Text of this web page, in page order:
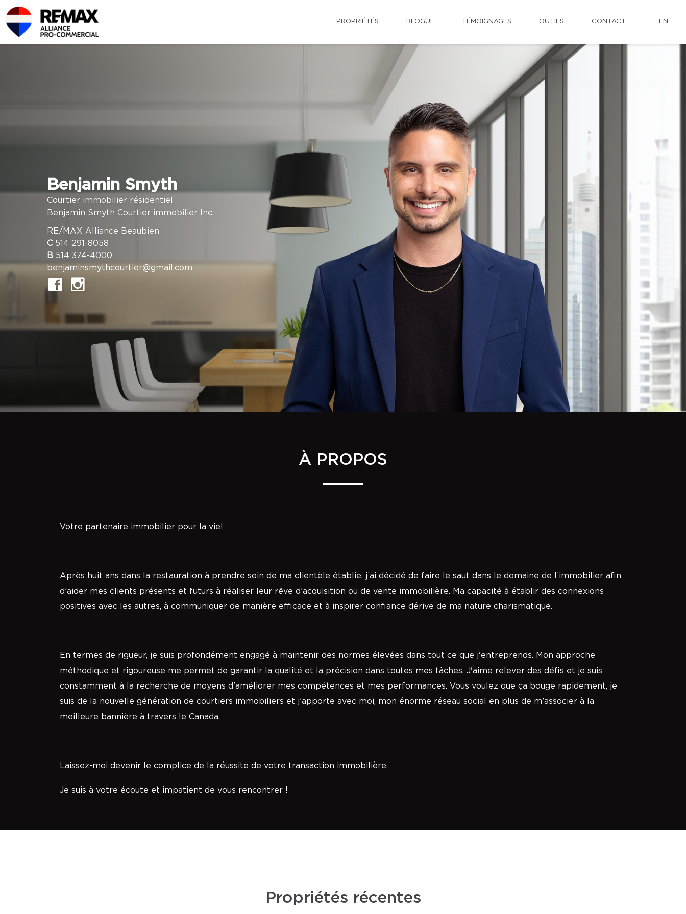
PROPRIÉTÉS BLOGUE TÉMOIGNAGES OUTILS CONTACT EN
Benjamin Smyth
Courtier immobilier résidentiel
Benjamin Smyth Courtier immobilier Inc.
RE/MAX Alliance Beaubien
C 514 291-8058
B 514 374-4000
benjaminsmythcourtier@gmail.com
À PROPOS
Votre partenaire immobilier pour la vie!
Après huit ans dans la restauration à prendre soin de ma clientèle établie, j’ai décidé de faire le saut dans le domaine de l’immobilier afin
d’aider mes clients présents et futurs à réaliser leur rêve d’acquisition ou de vente immobilière. Ma capacité à établir des connexions
positives avec les autres, à communiquer de manière efficace et à inspirer confiance dérive de ma nature charismatique.
En termes de rigueur, je suis profondément engagé à maintenir des normes élevées dans tout ce que j'entreprends. Mon approche
méthodique et rigoureuse me permet de garantir la qualité et la précision dans toutes mes tâches. J'aime relever des défis et je suis
constamment à la recherche de moyens d'améliorer mes compétences et mes performances. Vous voulez que ça bouge rapidement, je
suis de la nouvelle génération de courtiers immobiliers et j’apporte avec moi, mon énorme réseau social en plus de m’associer à la
meilleure bannière à travers le Canada.
Laissez-moi devenir le complice de la réussite de votre transaction immobilière.
Je suis à votre écoute et impatient de vous rencontrer !
Propriétés récentes